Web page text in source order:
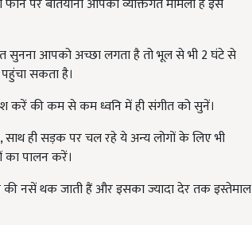
पर बतियाना आपका व्यक्तिगत मामला है इसे
आपको अच्छा लगता है तो भूल से भी 2 घंटे से
सकता है।
करें की कम से कम ध्वनि में ही संगीत को सुनें।
ही सड़क पर चल रहे ये अन्य लोगों के लिए भी
का पालन करें।
नसें थक जाती हैं और इसका ज्यादा देर तक इस्तेमाल